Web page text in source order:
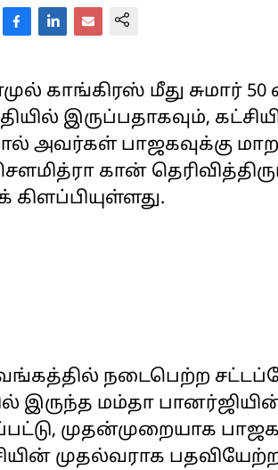
காங்கிரஸ் மீது சுமார்
இருப்பதாகவும்,
அவர்கள் பாஜகவுக்கு
கான்
கிளப்பியுள்ளது.
வங்கத்தில் நடைபெற்ற
இருந்த மம்தா
முதன்முறையாக
முதல்வராக பதவியேற்ற